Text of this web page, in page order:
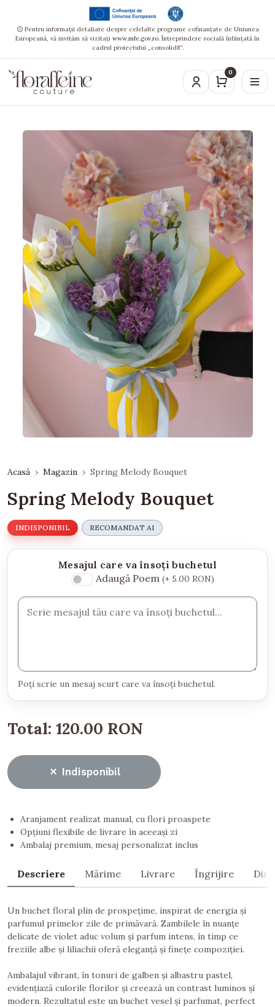
Pentru informații detaliate despre celelalte programe cofinanțate de Uniunea
Europeană, vă invităm să vizitați www.mfe.gov.ro. Întreprindere socială înființată în
cadrul proiectului „consolid8”.
0
Acasă Magazin Spring Melody Bouquet
Spring Melody Bouquet
INDISPONIBIL RECOMANDAT AI
Mesajul care va însoți buchetul
Adaugă Poem (+ 5.00 RON)
Poți scrie un mesaj scurt care va însoți buchetul.
Total: 120.00 RON
Indisponibil
Aranjament realizat manual, cu flori proaspete
Opțiuni flexibile de livrare în aceeași zi
Ambalaj premium, mesaj personalizat inclus
Descriere Mărime Livrare Îngrijire
Un buchet floral plin de prospețime, inspirat de energia și
parfumul primelor zile de primăvară. Zambilele în nuanțe
delicate de violet aduc volum și parfum intens, în timp ce
freziile albe și liliachii oferă eleganță și finețe compoziției.
Ambalajul vibrant, în tonuri de galben și albastru pastel,
evidențiază culorile florilor și creează un contrast luminos și
modern. Rezultatul este un buchet vesel și parfumat, perfect